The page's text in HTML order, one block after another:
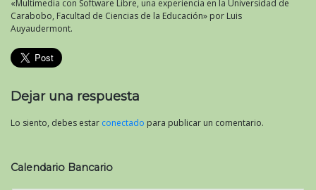
«Multimedia con Software Libre, una experiencia en la Universidad de
Carabobo, Facultad de Ciencias de la Educación» por Luis
Auyaudermont.
Dejar una respuesta
Lo siento, debes estar conectado para publicar un comentario.
Calendario Bancario